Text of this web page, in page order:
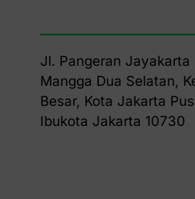
Jl. Pangeran Jayakarta
Mangga Dua Selatan,
Besar, Kota Jakarta
Ibukota Jakarta 10730